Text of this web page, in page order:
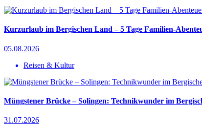
Kurzurlaub im Bergischen Land – 5 Tage Familien-
05.08.2026
Reisen & Kultur
Müngstener Brücke – Solingen: Technikwunder im
31.07.2026